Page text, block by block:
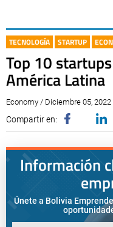
TECNOLOGÍA STARTUP
Top 10
América Latina
Economy / Diciembre 05, 2022
Compartir en:
Información
Únete a Bolivia